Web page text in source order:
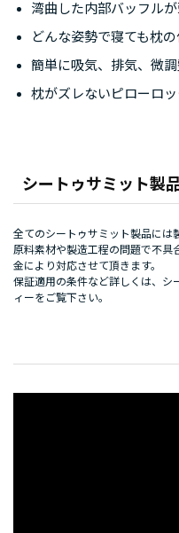
シートゥサミット製
全てのシートゥサミット製品には
原料素材や製造工程の問題で不具
金により対応させて頂きます。
保証適用の条件など詳しくは、 シ
ィーをご覧下さい。
湾曲した内部バッフル
どんな姿勢で寝ても枕
簡単に吸気、排気、微
枕がズレないピローロ